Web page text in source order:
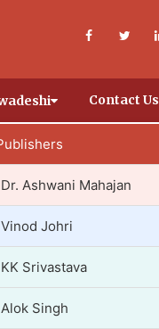
Contact Us
Dr. Ashwani Mahajan
Vinod Johri
KK Srivastava
Alok Singh